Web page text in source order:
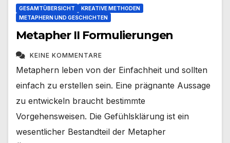
GESAMTÜBERSICHT
KREATIVE METHODEN
METAPHERN UND GESCHICHTEN
Metapher II Formulierungen
KEINE KOMMENTARE
Metaphern leben von der Einfachheit und sollten
einfach zu erstellen sein. Eine prägnante Aussage
zu entwickeln braucht bestimmte
Vorgehensweisen. Die Gefühlsklärung ist ein
wesentlicher Bestandteil der Metapher